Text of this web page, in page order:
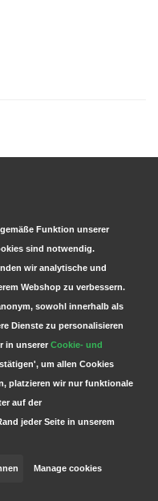
byWebdinge.nl
Funktion unserer
sind notwendig.
wir analytische und
Webshop zu verbessern.
sowohl innerhalb als
Dienste zu personalisieren
in unserer Cookie- und
um allen Cookies
platzieren wir nur funktionale
auf der
jeder Seite in unserem
Manage cookies